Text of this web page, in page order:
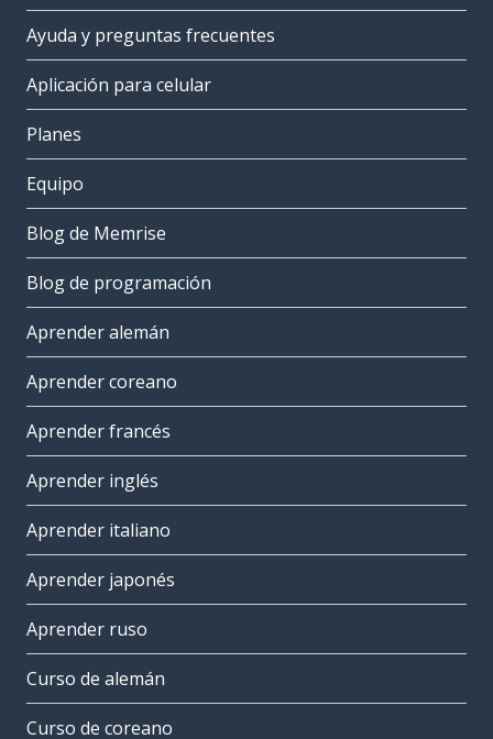
Ayuda y preguntas frecuentes
Aplicación para celular
Planes
Equipo
Blog de Memrise
Blog de programación
Aprender alemán
Aprender coreano
Aprender francés
Aprender inglés
Aprender italiano
Aprender japonés
Aprender ruso
Curso de alemán
Curso de coreano